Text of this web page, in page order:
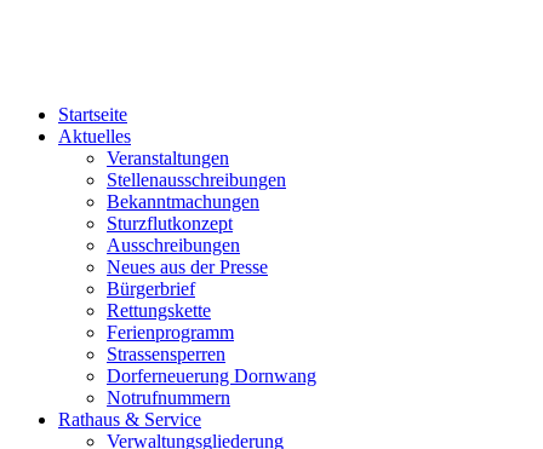
Startseite
Aktuelles
Veranstaltungen
Stellenausschreibungen
Bekanntmachungen
Sturzflutkonzept
Ausschreibungen
Neues aus der Presse
Bürgerbrief
Rettungskette
Ferienprogramm
Strassensperren
Dorferneuerung Dornwang
Notrufnummern
Rathaus & Service
Verwaltungsgliederung